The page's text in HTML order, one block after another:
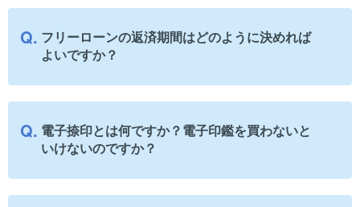
フリーローンの返済期間はどのように決めれば
よいですか？
電子捺印とは何ですか？電子印鑑を買わないと
いけないのですか？